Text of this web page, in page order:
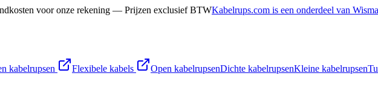
voor onze rekening — Prijzen exclusief BTWKabelrups.com is een onderdeel van
kabelrupsen Flexibele kabels Open kabelrupsenDichte kabelrupsenKleine kabelrupsen